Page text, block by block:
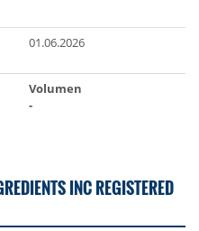
01.06.2026
Volumen
-
INC REGISTERED